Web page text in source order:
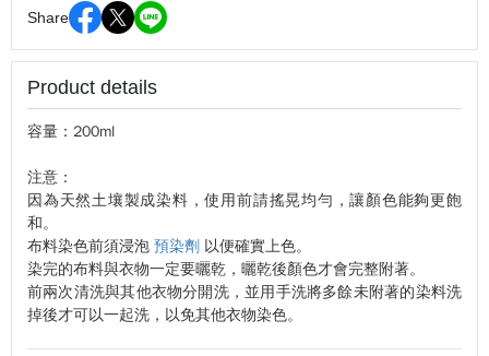
Share
Product details
容量：200ml
注意：
因為天然土壤製成染料，使用前請搖晃均勻，讓顏色能夠更飽
和。
布料染色前須浸泡 預染劑 以便確實上色。
染完的布料與衣物一定要曬乾，曬乾後顏色才會完整附著。
前兩次清洗與其他衣物分開洗，並用手洗將多餘未附著的染料洗
掉後才可以一起洗，以免其他衣物染色。